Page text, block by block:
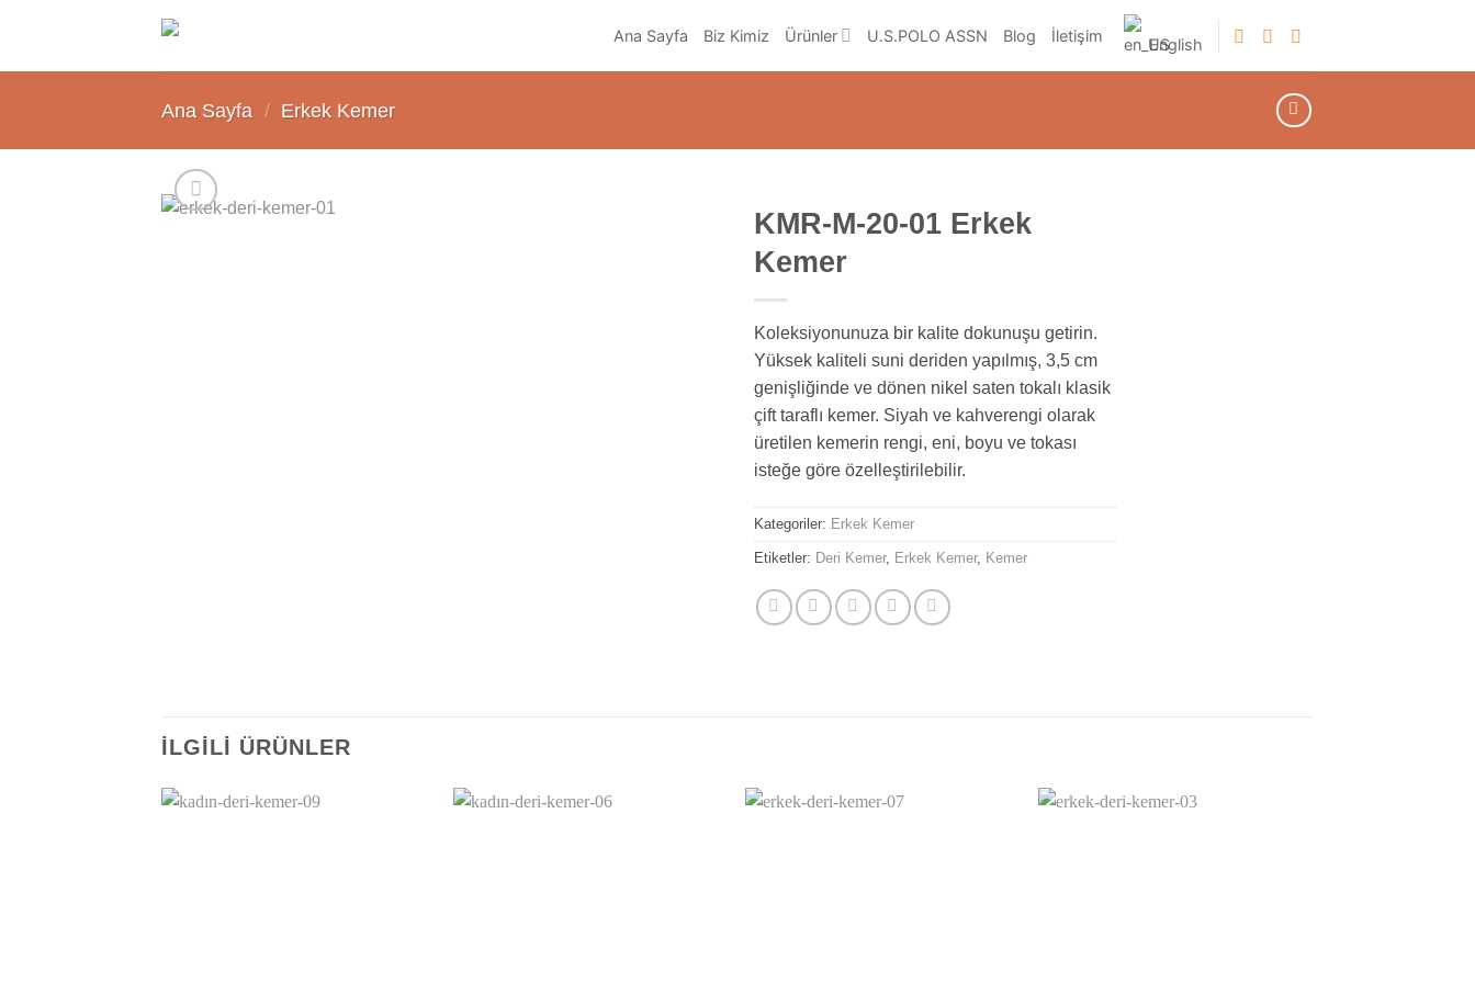
Ana Sayfa Biz Kimiz Ürünler U.S.POLO ASSN Blog İletişim English
Ana Sayfa / Erkek Kemer
KMR-M-20-01 Erkek
Kemer
Koleksiyonunuza bir kalite dokunuşu getirin.
Yüksek kaliteli suni deriden yapılmış, 3,5 cm
genişliğinde ve dönen nikel saten tokalı klasik
çift taraflı kemer. Siyah ve kahverengi olarak
üretilen kemerin rengi, eni, boyu ve tokası
isteğe göre özelleştirilebilir.
Kategoriler: Erkek Kemer
Etiketler: Deri Kemer, Erkek Kemer, Kemer
İLGILI ÜRÜNLER